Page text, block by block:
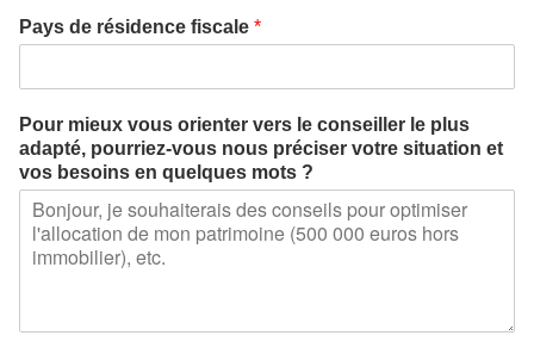
m
o
i
l
i
Pays de résidence fiscale *
Pour mieux vous orienter vers le conseiller le plus
adapté, pourriez-vous nous préciser votre situation et
vos besoins en quelques mots ?